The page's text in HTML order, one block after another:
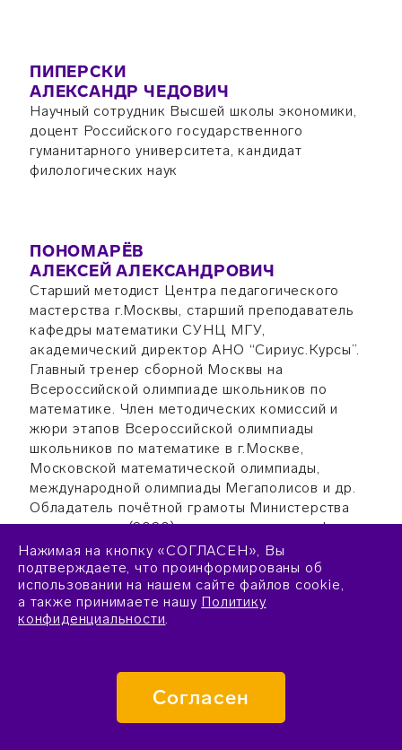
ПИПЕРСКИ
АЛЕКСАНДР ЧЕДОВИЧ
Научный сотрудник Высшей школы экономики,
доцент Российского государственного
гуманитарного университета, кандидат
филологических наук
ПОНОМАРЁВ
АЛЕКСЕЙ АЛЕКСАНДРОВИЧ
Старший методист Центра педагогического
мастерства г.Москвы, старший преподаватель
кафедры математики СУНЦ МГУ,
академический директор АНО “Сириус.Курсы”.
Главный тренер сборной Москвы на
Всероссийской олимпиаде школьников по
математике. Член методических комиссий и
жюри этапов Всероссийской олимпиады
школьников по математике в г.Москве,
Московской математической олимпиады,
международной олимпиады Мегаполисов и др.
Обладатель почётной грамоты Министерства
просвещения (2020), лауреат конкурсов фонда
«Династия» в номинации «Молодой учитель»
(2010, 2011), лауреат гранта Москвы в сфере
образования (2013 – 2023).
ЛЕОНИД АНДРЕЕВИЧ
Методист Центра Педагогического мастерства,
старший методист, глава ассоциации учителей
Нажимая на кнопку «СОГЛАСЕН», Вы
подтверждаете, что проинформированы об
использовании на нашем сайте файлов cookie,
а также принимаете нашу Политику
конфиденциальности.
Согласен